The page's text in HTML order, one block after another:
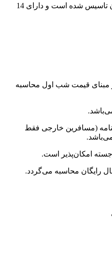
هتل کرمانیا در سال 96 در کرمان تاسیس شده است و دارای 14
مبنای قیمت شب اول محاسبه
(مسافرین خارجی فقط
امکان‌پذیر است.